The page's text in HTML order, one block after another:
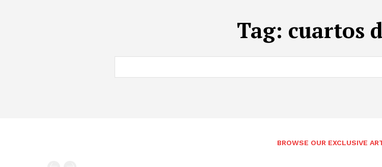
Tag: cuartos
BROWSE OUR EXCLUSIVE